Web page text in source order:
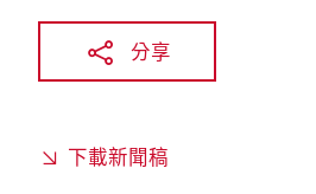
分享
下載新聞稿